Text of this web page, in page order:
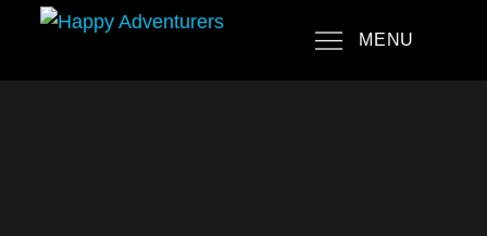
content
MENU